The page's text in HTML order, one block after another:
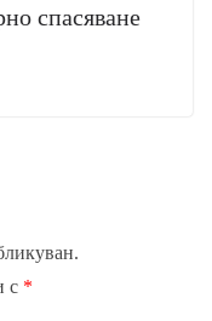
спасяване
с *